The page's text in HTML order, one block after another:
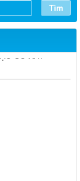
Tìm
SỞ XÂY
SỞ XÂY